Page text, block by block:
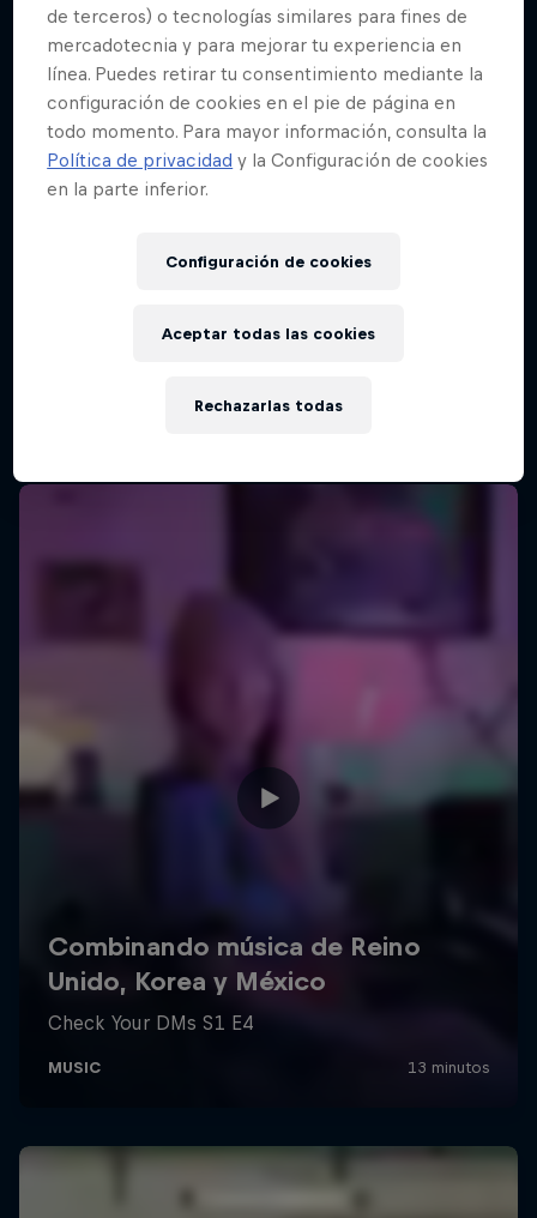
Red Bull Batalla Final Torneo de Plazas
de terceros) o tecnologías similares para fines de
mercadotecnia y para mejorar tu experiencia en
línea. Puedes retirar tu consentimiento mediante la
configuración de cookies en el pie de página en
todo momento. Para mayor información, consulta la
Política de privacidad y la Configuración de cookies
en la parte inferior.
Configuración de cookies
Rechazarlas todas
Aceptar todas las cookies